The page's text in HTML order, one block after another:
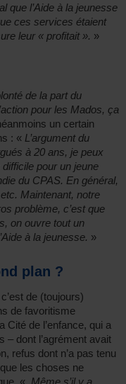
que l’Aide à la jeunesse
ces services étaient
leur « profitait ». »
de la part du
pour les Mados, ça
un certain
: « L’argument du
à 20 ans, je peux
difficile pour un jeune
du CPAS. En général,
Maintenant, notre
problème, c’est que
on ouvre tout un
à la jeunesse. »
plan ?
de (toujours)
de favoritisme
Cité de l’enfance, qui a
– dont l’agrément avait
refus dont n’a pas tenu
les choses ne
« Même s’il y a